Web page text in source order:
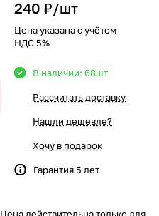
240 ₽/шт
Цена указана с учётом
НДС 5%
В наличии: 68шт
Рассчитать доставку
Нашли дешевле?
Хочу в подарок
Гарантия 5 лет